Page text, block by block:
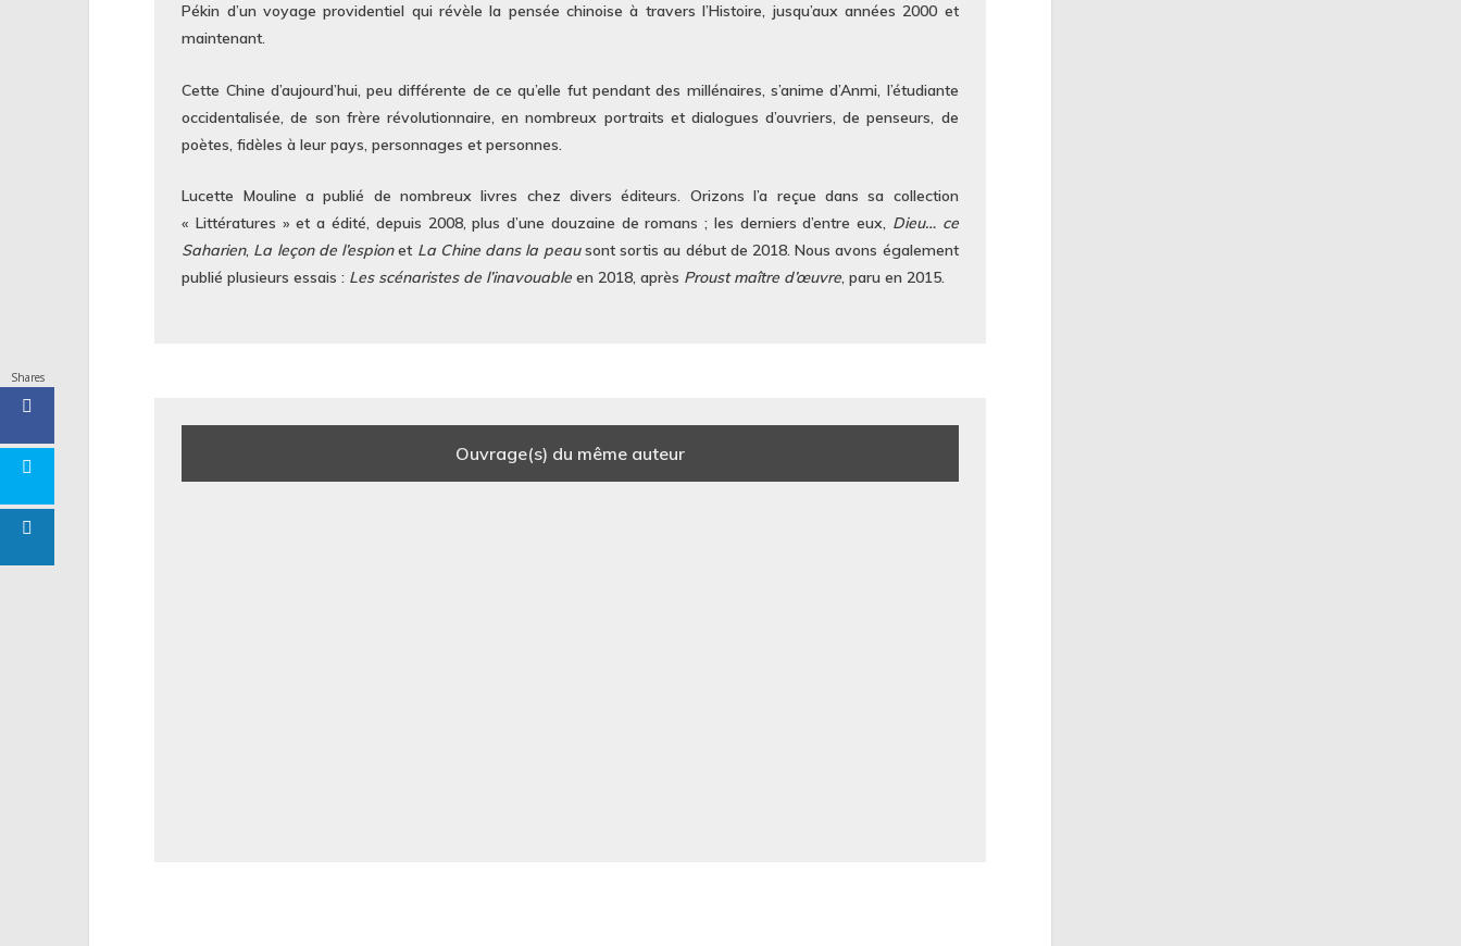
Pékin d’un voyage providentiel qui révèle la pensée chinoise à travers l’Histoire, jusqu’aux années 2000 et
maintenant.
Cette Chine d’aujourd’hui, peu différente de ce qu’elle fut pendant des millénaires, s’anime d’Anmi, l’étudiante
occidentalisée, de son frère révolutionnaire, en nombreux portraits et dialogues d’ouvriers, de penseurs, de
poètes, fidèles à leur pays, personnages et personnes.
Lucette Mouline a publié de nombreux livres chez divers éditeurs. Orizons l’a reçue dans sa collection
« Littératures » et a édité, depuis 2008, plus d’une douzaine de romans ; les derniers d’entre eux, Dieu… ce
Saharien, La leçon de l’espionet La Chine dans la peausont sortis au début de 2018. Nous avons également
publié plusieurs essais : Les scénaristes de l’inavouable en 2018, après Proust maître d’œuvre, paru en 2015.
Ouvrage(s) du même auteur
Shares